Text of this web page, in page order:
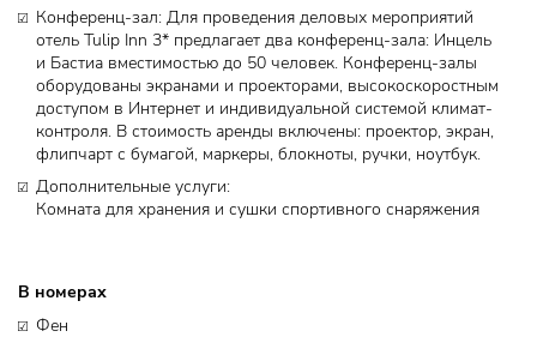
Конференц-зал: Для проведения деловых мероприятий
отель Tulip Inn 3* предлагает два конференц-зала: Инцель
и Бастиа вместимостью до 50 человек. Конференц-залы
оборудованы экранами и проекторами, высокоскоростным
доступом в Интернет и индивидуальной системой климат-
контроля. В стоимость аренды включены: проектор, экран,
флипчарт с бумагой, маркеры, блокноты, ручки, ноутбук.
Дополнительные услуги:
Комната для хранения и сушки спортивного снаряжения
В номерах
Фен